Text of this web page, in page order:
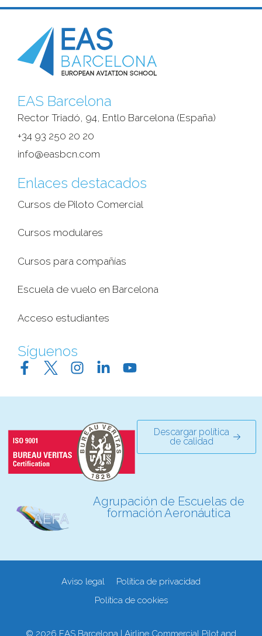
EAS Barcelona
Rector Triadó, 94, Entlo Barcelona (España)‎
+34 93 250 20 20
info@easbcn.com
Enlaces destacados
Cursos de Piloto Comercial
Cursos modulares
Cursos para compañías
Escuela de vuelo en Barcelona
Acceso estudiantes
Síguenos
Descargar política
de calidad
Agrupación de Escuelas de
formación Aeronáutica
Aviso legal
Política de privacidad
Política de cookies
© 2026 EAS Barcelona | Airline Commercial Pilot and